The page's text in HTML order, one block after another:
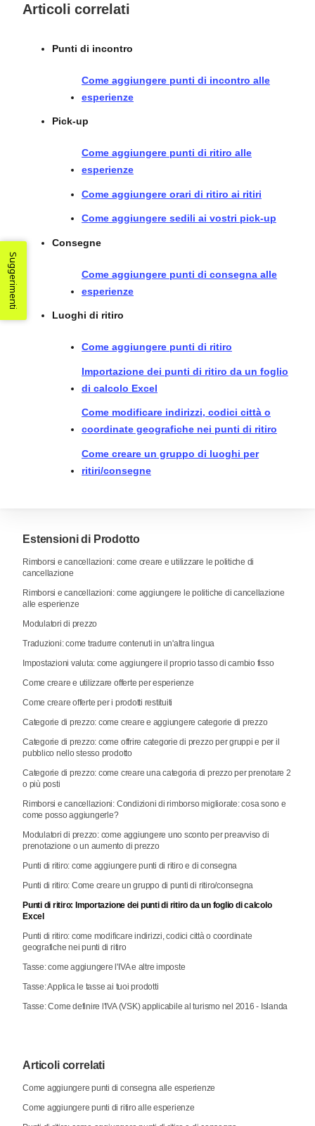
Articoli correlati
Punti di incontro
Come aggiungere punti di incontro alle
esperienze
Pick-up
Come aggiungere punti di ritiro alle
esperienze
Come aggiungere orari di ritiro ai ritiri
Come aggiungere sedili ai vostri pick-up
Consegne
Come aggiungere punti di consegna alle
esperienze
Luoghi di ritiro
Come aggiungere punti di ritiro
Importazione dei punti di ritiro da un foglio
di calcolo Excel
Come modificare indirizzi, codici città o
coordinate geografiche nei punti di ritiro
Come creare un gruppo di luoghi per
ritiri/consegne
Estensioni di Prodotto
Rimborsi e cancellazioni: come creare e utilizzare le politiche di
cancellazione
Rimborsi e cancellazioni: come aggiungere le politiche di cancellazione
alle esperienze
Modulatori di prezzo
Traduzioni: come tradurre contenuti in un'altra lingua
Impostazioni valuta: come aggiungere il proprio tasso di cambio fisso
Come creare e utilizzare offerte per esperienze
Come creare offerte per i prodotti restituiti
Categorie di prezzo: come creare e aggiungere categorie di prezzo
Categorie di prezzo: come offrire categorie di prezzo per gruppi e per il
pubblico nello stesso prodotto
Categorie di prezzo: come creare una categoria di prezzo per prenotare 2
o più posti
Rimborsi e cancellazioni: Condizioni di rimborso migliorate: cosa sono e
come posso aggiungerle?
Modulatori di prezzo: come aggiungere uno sconto per preavviso di
prenotazione o un aumento di prezzo
Punti di ritiro: come aggiungere punti di ritiro e di consegna
Punti di ritiro: Come creare un gruppo di punti di ritiro/consegna
Punti di ritiro: Importazione dei punti di ritiro da un foglio di calcolo
Excel
Punti di ritiro: come modificare indirizzi, codici città o coordinate
geografiche nei punti di ritiro
Tasse: come aggiungere l'IVA e altre imposte
Tasse: Applica le tasse ai tuoi prodotti
Tasse: Come definire l'IVA (VSK) applicabile al turismo nel 2016 - Islanda
Articoli correlati
Come aggiungere punti di consegna alle esperienze
Come aggiungere punti di ritiro alle esperienze
Suggerimenti